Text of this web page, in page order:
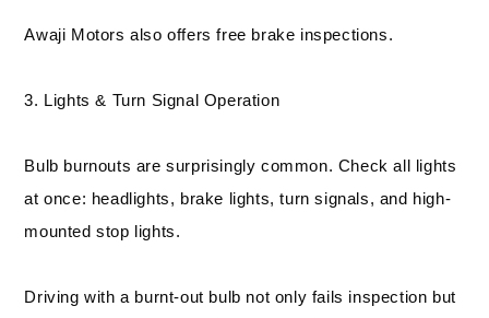
Awaji Motors also offers free brake inspections.
3. Lights & Turn Signal Operation
Bulb burnouts are surprisingly common. Check all lights
at once: headlights, brake lights, turn signals, and high-
mounted stop lights.
Driving with a burnt-out bulb not only fails inspection but